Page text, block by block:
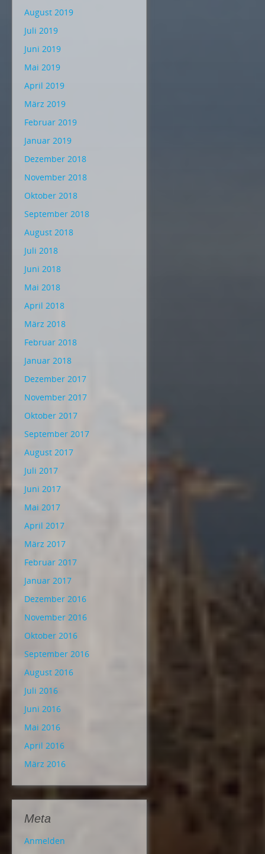
August 2019
Juli 2019
Juni 2019
Mai 2019
April 2019
März 2019
Februar 2019
Januar 2019
Dezember 2018
November 2018
Oktober 2018
September 2018
August 2018
Juli 2018
Juni 2018
Mai 2018
April 2018
März 2018
Februar 2018
Januar 2018
Dezember 2017
November 2017
Oktober 2017
September 2017
August 2017
Juli 2017
Juni 2017
Mai 2017
April 2017
März 2017
Februar 2017
Januar 2017
Dezember 2016
November 2016
Oktober 2016
September 2016
August 2016
Juli 2016
Juni 2016
Mai 2016
April 2016
März 2016
Meta
Anmelden